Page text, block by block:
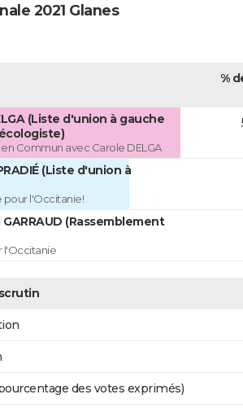
2021 Glanes
%
(Liste d'union à gauche
Commun avec Carole DELGA
(Liste d'union à
pour l'Occitanie!
(Rassemblement
l'Occitanie
des votes exprimés)